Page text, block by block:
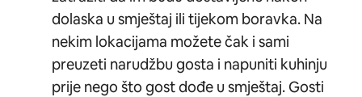
dolaska u smještaj ili tijekom boravka. Na
nekim lokacijama možete čak i sami
preuzeti narudžbu gosta i napuniti kuhinju
prije nego što gost dođe u smještaj. Gosti